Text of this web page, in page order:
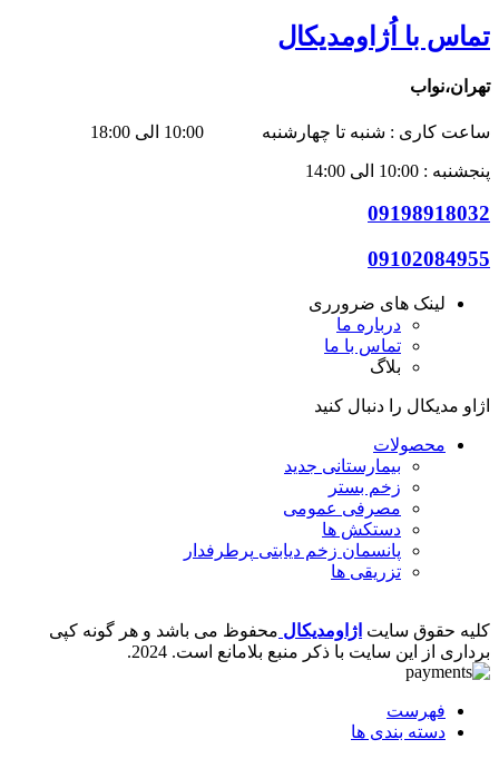
تماس با اُژاومدیکال
تهران،نواب
ساعت کاری : شنبه تا چهارشنبه 10:00 الی 18:00
پنجشنبه : 10:00 الی 14:00
09198918032
09102084955
لینک های ضرورری
درباره ما
تماس با ما
بلاگ
اژاو مدیکال را دنبال کنید
محصولات
بیمارستانی جدید
زخم بستر
مصرفی عمومی
دستکش ها
پانسمان زخم دیابتی پرطرفدار
تزریقی ها
کلیه حقوق سایت اژاومدیکال محفوظ می باشد و هر گونه کپی
برداری از این سایت با ذکر منبع بلامانع است. 2024.
فهرست
دسته بندی ها